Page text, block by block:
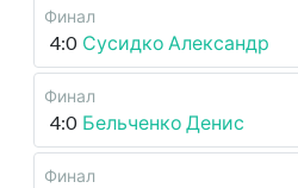
Финал
4:0 Сусидко Александр
Финал
4:0 Бельченко Денис
Финал